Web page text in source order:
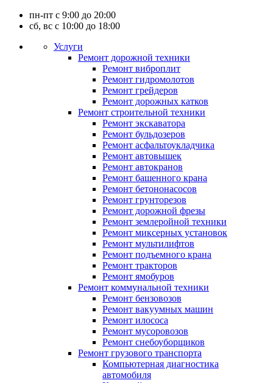
пн-пт с 9:00 до 20:00
сб, вс с 10:00 до 18:00
Услуги
Ремонт дорожной техники
Ремонт виброплит
Ремонт гидромолотов
Ремонт грейдеров
Ремонт дорожных катков
Ремонт строительной техники
Ремонт экскаватора
Ремонт бульдозеров
Ремонт асфальтоукладчика
Ремонт автовышек
Ремонт автокранов
Ремонт башенного крана
Ремонт бетононасосов
Ремонт грунторезов
Ремонт дорожной фрезы
Ремонт землеройной техники
Ремонт миксерных установок
Ремонт мультилифтов
Ремонт подъемного крана
Ремонт тракторов
Ремонт ямобуров
Ремонт коммунальной техники
Ремонт бензовозов
Ремонт вакуумных машин
Ремонт илососа
Ремонт мусоровозов
Ремонт снебоуборщиков
Ремонт грузового транспорта
Компьютерная диагностика
автомобиля